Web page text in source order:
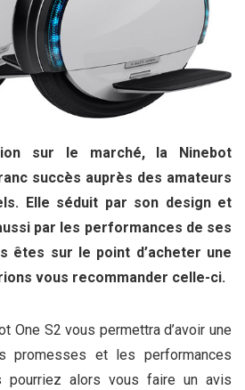
sur le marché, la Ninebot
succès auprès des amateurs
Elle séduit par son design et
par les performances de ses
êtes sur le point d’acheter une
vous recommander celle-ci.
One S2 vous permettra d’avoir une
promesses et les performances
pourriez alors vous faire un avis